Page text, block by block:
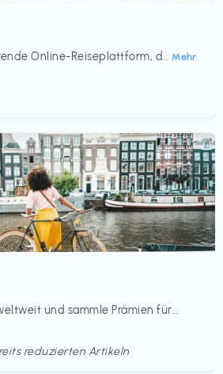
Online-Reiseplattform, d... Mehr
und sammle Prämien für...
reduzierten Artikeln